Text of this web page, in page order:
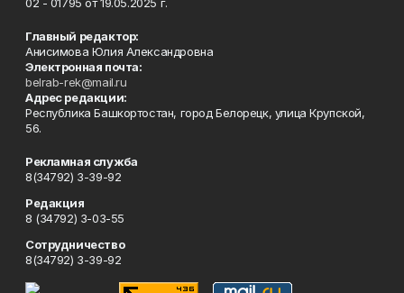
Главный редактор:
Анисимова Юлия Александровна
Электронная почта:
belrab-rek@mail.ru
Адрес редакции:
Республика Башкортостан, город Белорецк, улица Крупской,
56.
Рекламная служба
8(34792) 3-39-92
Редакция
8 (34792) 3-03-55
Сотрудничество
8(34792) 3-39-92